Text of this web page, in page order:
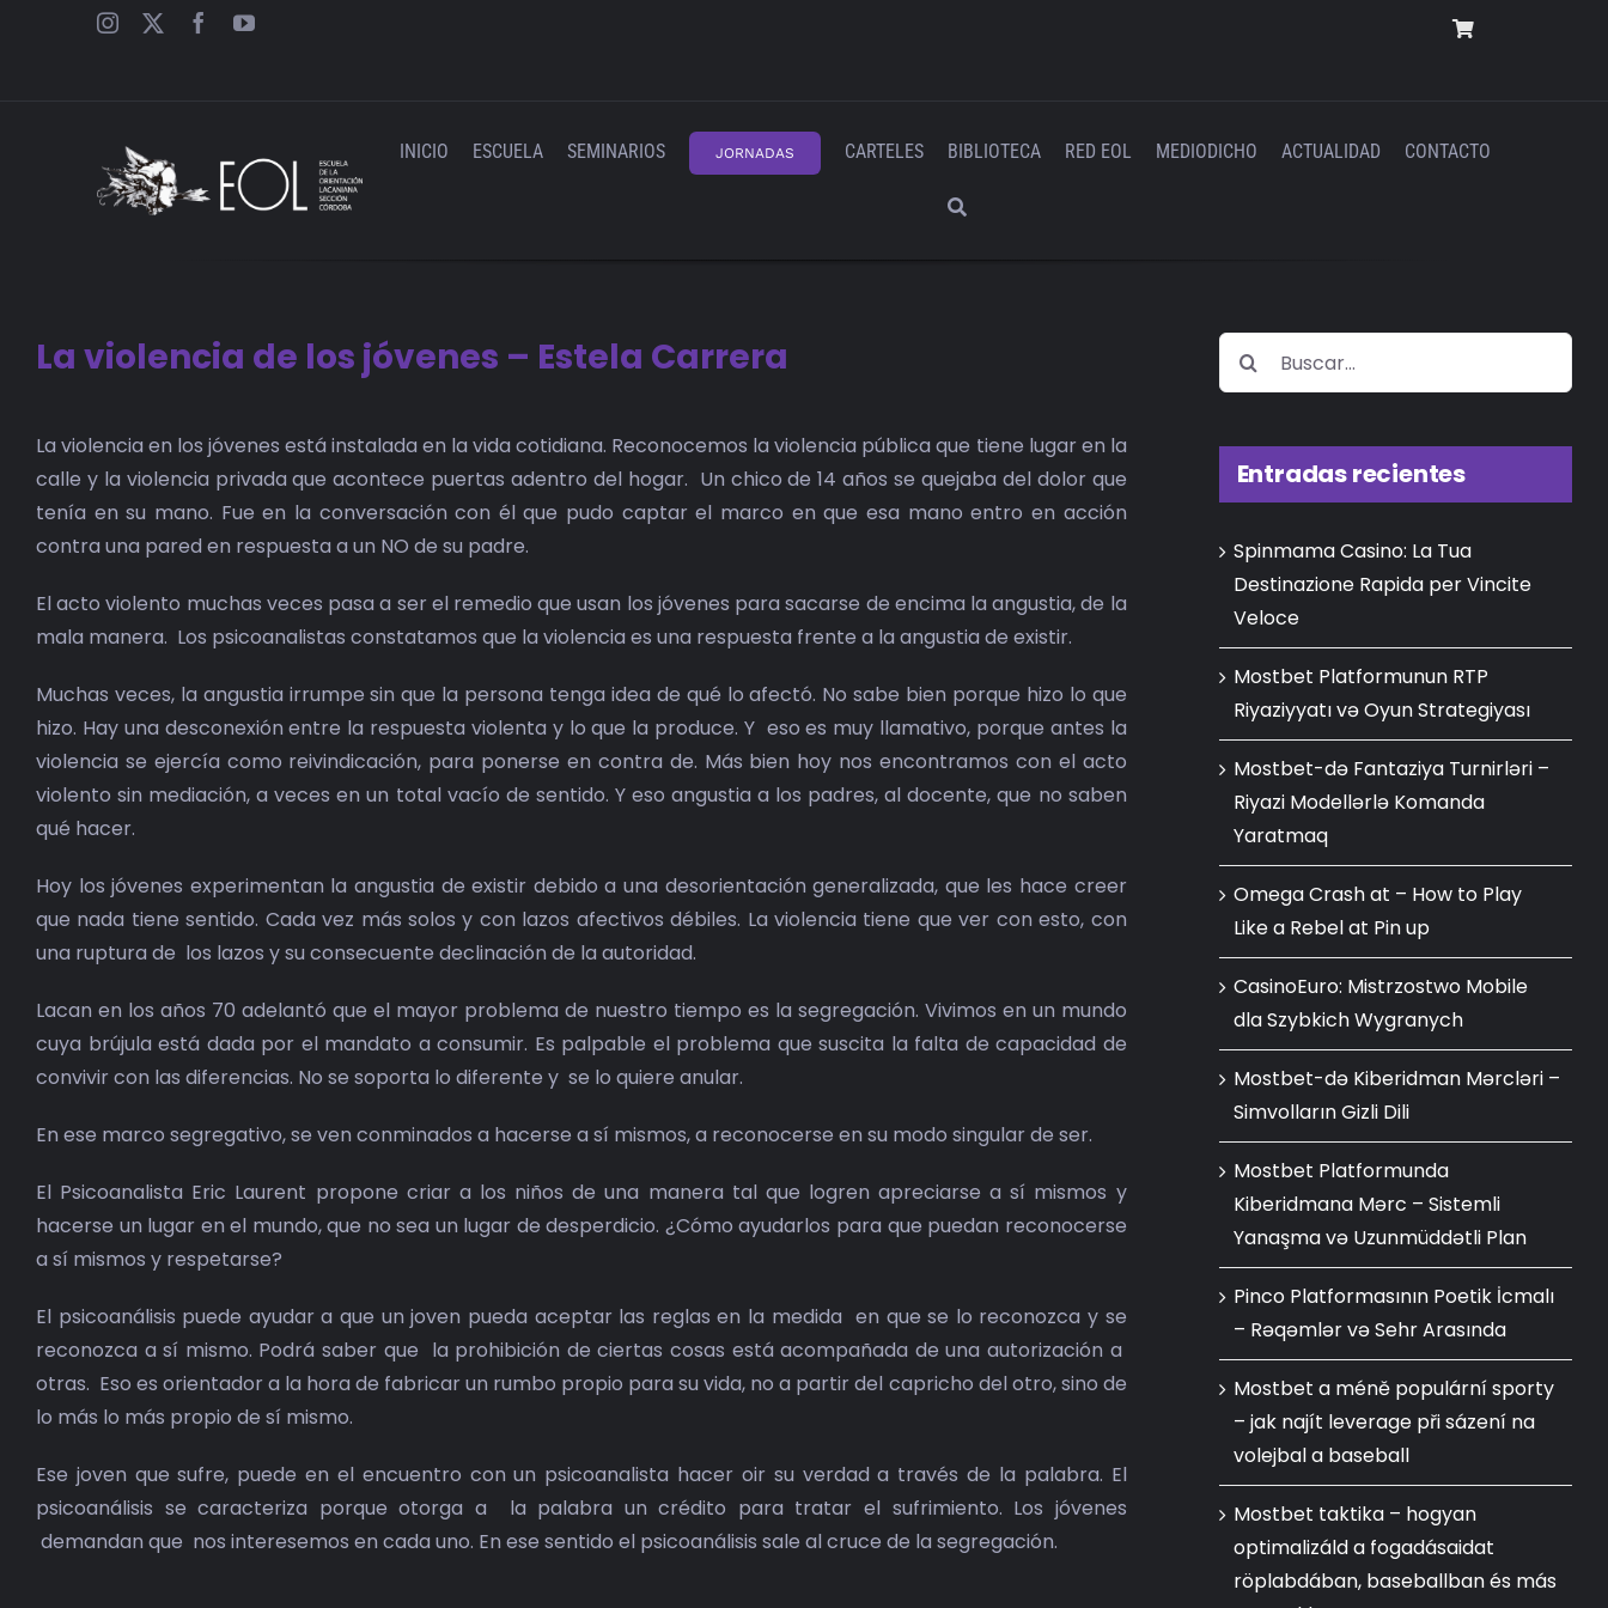
INICIO ESCUELA SEMINARIOS JORNADAS CARTELES BIBLIOTECA RED EOL MEDIODICHO ACTUALIDAD CONTACTO
La violencia de los jóvenes – Estela Carrera
La violencia en los jóvenes está instalada en la vida cotidiana. Reconocemos la violencia pública que tiene lugar en la
calle y la violencia privada que acontece puertas adentro del hogar. Un chico de 14 años se quejaba del dolor que
tenía en su mano. Fue en la conversación con él que pudo captar el marco en que esa mano entro en acción
contra una pared en respuesta a un NO de su padre.
El acto violento muchas veces pasa a ser el remedio que usan los jóvenes para sacarse de encima la angustia, de la
mala manera. Los psicoanalistas constatamos que la violencia es una respuesta frente a la angustia de existir.
Muchas veces, la angustia irrumpe sin que la persona tenga idea de qué lo afectó. No sabe bien porque hizo lo que
hizo. Hay una desconexión entre la respuesta violenta y lo que la produce. Y eso es muy llamativo, porque antes la
violencia se ejercía como reivindicación, para ponerse en contra de. Más bien hoy nos encontramos con el acto
violento sin mediación, a veces en un total vacío de sentido. Y eso angustia a los padres, al docente, que no saben
qué hacer.
Hoy los jóvenes experimentan la angustia de existir debido a una desorientación generalizada, que les hace creer
que nada tiene sentido. Cada vez más solos y con lazos afectivos débiles. La violencia tiene que ver con esto, con
una ruptura de los lazos y su consecuente declinación de la autoridad.
Lacan en los años 70 adelantó que el mayor problema de nuestro tiempo es la segregación. Vivimos en un mundo
cuya brújula está dada por el mandato a consumir. Es palpable el problema que suscita la falta de capacidad de
convivir con las diferencias. No se soporta lo diferente y se lo quiere anular.
En ese marco segregativo, se ven conminados a hacerse a sí mismos, a reconocerse en su modo singular de ser.
El Psicoanalista Eric Laurent propone criar a los niños de una manera tal que logren apreciarse a sí mismos y
hacerse un lugar en el mundo, que no sea un lugar de desperdicio. ¿Cómo ayudarlos para que puedan reconocerse
a sí mismos y respetarse?
El psicoanálisis puede ayudar a que un joven pueda aceptar las reglas en la medida en que se lo reconozca y se
reconozca a sí mismo. Podrá saber que la prohibición de ciertas cosas está acompañada de una autorización a
otras. Eso es orientador a la hora de fabricar un rumbo propio para su vida, no a partir del capricho del otro, sino de
lo más lo más propio de sí mismo.
Ese joven que sufre, puede en el encuentro con un psicoanalista hacer oir su verdad a través de la palabra. El
psicoanálisis se caracteriza porque otorga a la palabra un crédito para tratar el sufrimiento. Los jóvenes
demandan que nos interesemos en cada uno. En ese sentido el psicoanálisis sale al cruce de la segregación.
Buscar:
Entradas recientes
Spinmama Casino: La Tua
Destinazione Rapida per Vincite
Veloce
Mostbet Platformunun RTP
Riyaziyyatı və Oyun Strategiyası
Mostbet-də Fantaziya Turnirləri –
Riyazi Modellərlə Komanda
Yaratmaq
Omega Crash at – How to Play
Like a Rebel at Pin up
CasinoEuro: Mistrzostwo Mobile
dla Szybkich Wygranych
Mostbet-də Kiberidman Mərcləri –
Simvolların Gizli Dili
Mostbet Platformunda
Kiberidmana Mərc – Sistemli
Yanaşma və Uzunmüddətli Plan
Pinco Platformasının Poetik İcmalı
– Rəqəmlər və Sehr Arasında
Mostbet a méně populární sporty
– jak najít leverage při sázení na
volejbal a baseball
Mostbet taktika – hogyan
optimalizáld a fogadásaidat
röplabdában, baseballban és más